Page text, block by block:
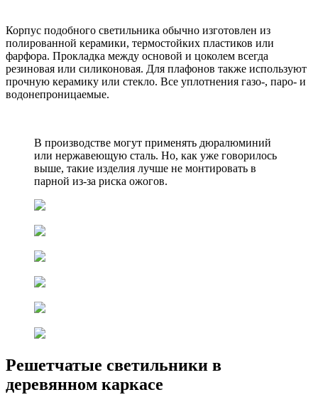
Корпус подобного светильника обычно изготовлен из
полированной керамики, термостойких пластиков или
фарфора. Прокладка между основой и цоколем всегда
резиновая или силиконовая. Для плафонов также используют
прочную керамику или стекло. Все уплотнения газо-, паро- и
водонепроницаемые.
В производстве могут применять дюралюминий
или нержавеющую сталь. Но, как уже говорилось
выше, такие изделия лучше не монтировать в
парной из-за риска ожогов.
Решетчатые светильники в
деревянном каркасе